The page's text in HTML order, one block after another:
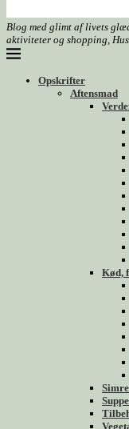
Blog med glimt af livets
aktiviteter og shopping,
Opskrifter
Aftensmad
Kød,